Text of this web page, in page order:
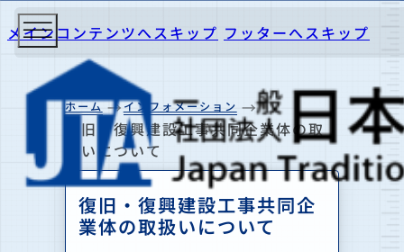
メインコンテンツへスキップ フッターへスキップ
ホーム インフォメーション
復旧・復興建設工事共同企業体の取
扱いについて
復旧・復興建設工事共同企
業体の取扱いについて